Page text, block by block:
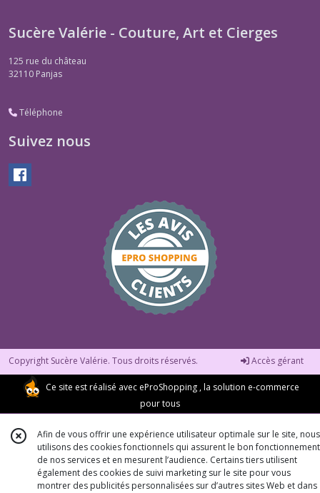
Sucère Valérie - Couture, Art et Cierges
125 rue du château
32110 Panjas
Téléphone
Suivez nous
Copyright Sucère Valérie. Tous droits réservés. Accès gérant
Ce site est réalisé avec eProShopping , la solution e-commerce
pour tous
Afin de vous offrir une expérience utilisateur optimale sur le site, nous
utilisons des cookies fonctionnels qui assurent le bon fonctionnement
de nos services et en mesurent l’audience. Certains tiers utilisent
également des cookies de suivi marketing sur le site pour vous
montrer des publicités personnalisées sur d’autres sites Web et dans